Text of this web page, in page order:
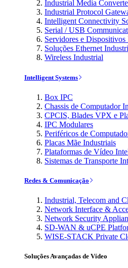
Industrial Media
Industrial Protocol
Intelligent Connectivity
Serial / USB
Servidores e Dispositivos
Soluções Ethernet
Wireless Industrial
Intelligent Systems
Box IPC
Chassis de Computador
CPCIS, Blades VPX e
IPC Modulares
Periféricos de
Placas Mãe Industriais
Plataformas de Vídeo
Sistemas de Transporte
Redes & Comunicação
Industrial, Telecom and
Network Interface &
Network Security
SD-WAN & uCPE
WISE-STACK Private
Soluções Avançadas de Vídeo